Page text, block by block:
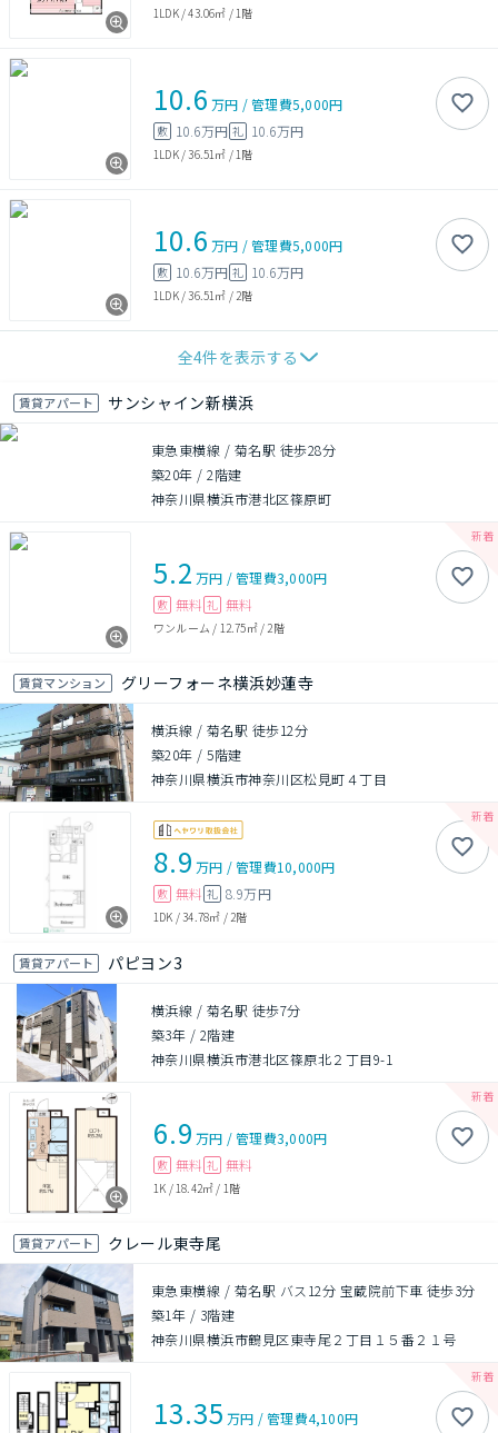
1LDK/43.06㎡ / 1階
10.6 万円 /管理費5,000円
敷 10.6万円 礼 10.6万円
1LDK/36.51㎡ / 1階
10.6 万円 /管理費5,000円
敷 10.6万円 礼 10.6万円
1LDK/36.51㎡ / 2階
全4件を表示する
賃貸アパート サンシャイン新横浜
東急東横線 / 菊名駅 徒歩28分
築20年 /2階建
神奈川県横浜市港北区篠原町
5.2 万円 /管理費3,000円
敷 無料 礼 無料
ワンルーム / 12.75㎡/ 2階
賃貸マンション グリーフォーネ横浜妙蓮寺
横浜線 / 菊名駅 徒歩12分
築20年 /5階建
神奈川県横浜市神奈川区松見町４丁目
8.9 万円 /管理費10,000円
敷 無料 礼 8.9万円
1DK /34.78㎡ /2階
賃貸アパート パピヨン3
横浜線 / 菊名駅 徒歩7分
築3年 / 2階建
神奈川県横浜市港北区篠原北２丁目9-1
6.9 万円 /管理費3,000円
敷 無料 礼 無料
1K / 18.42㎡ / 1階
賃貸アパート クレール東寺尾
東急東横線 / 菊名駅 バス12分 宝蔵院前下車 徒歩3分
築1年 / 3階建
神奈川県横浜市鶴見区東寺尾２丁目１５番２１号
13.35 万円 /管理費4,100円